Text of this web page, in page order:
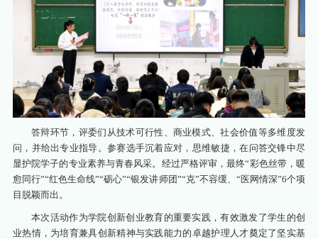
答辩环节，评委们从技术可行性、商业模式、社会价值等多维度发
问，并给出专业指导。参赛选手沉着应对，思维敏捷，在问答交锋中尽
显护院学子的专业素养与青春风采。经过严格评审，最终“彩色丝带，暖
愈同行”“红色生命线”“砺心”“银发讲师团”“克”不容缓、“医网情深”6个项
目脱颖而出。
本次活动作为学院创新创业教育的重要实践，有效激发了学生的创
业热情，为培育兼具创新精神与实践能力的卓越护理人才奠定了坚实基